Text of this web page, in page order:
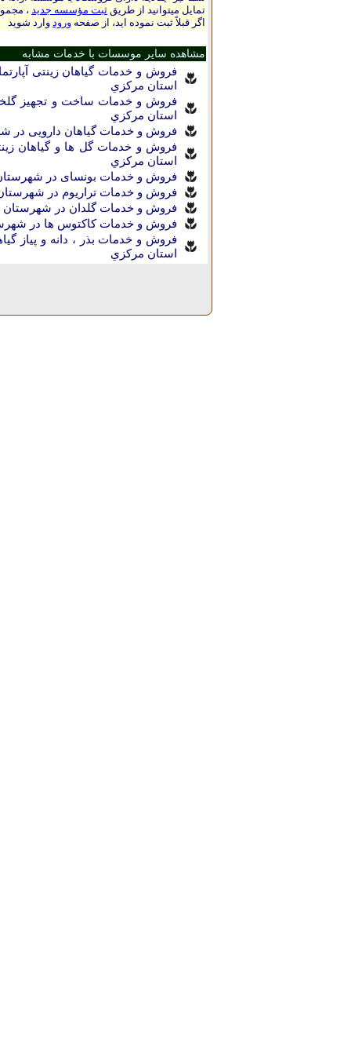
تمایل میتوانید از طریق ثبت مؤسسه جدید ،
اگر قبلاً ثبت نموده اید، از صفحه ورود وارد شوید
مشاهده سایر موسسات با خدمات مشابه
فروش و خدمات گیاهان زینتی
استان مركزي
فروش و خدمات ساخت و تجهیز
استان مركزي
فروش و خدمات گیاهان دارویی در
فروش و خدمات گل ها و گیاهان
استان مركزي
فروش و خدمات بونسای در
فروش و خدمات تراریوم در
فروش و خدمات گلدان در شهرستان
فروش و خدمات کاکتوس ها در
فروش و خدمات بذر ، دانه و پیاز
استان مركزي